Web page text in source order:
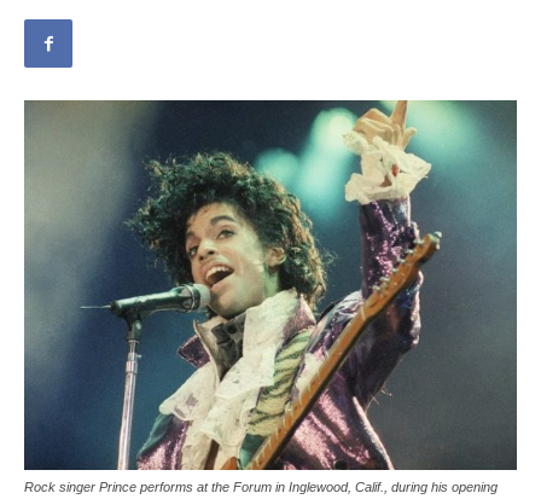
Rock singer Prince performs at the Forum in Inglewood, Calif., during his opening